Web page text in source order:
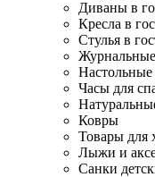
Диваны в
Кресла в
Стулья в
Часы для
Ковры
Товары для
Лыжи и
Санки